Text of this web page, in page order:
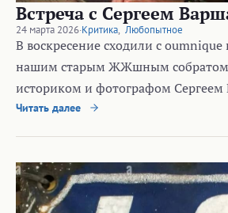
Встреча с Сергеем
24 марта 2026·Критика, Любопытное
В воскресение сходили с oumnique
нашим старым ЖЖшным
историком и фотографом
Читать далее